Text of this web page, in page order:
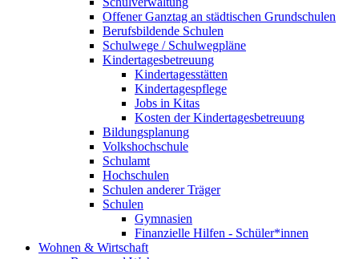
Offener Ganztag an städtischen Grundschulen
Berufsbildende Schulen
Schulwege / Schulwegpläne
Kindertagesbetreuung
Kindertagesstätten
Kindertagespflege
Jobs in Kitas
Kosten der Kindertagesbetreuung
Bildungsplanung
Volkshochschule
Schulamt
Hochschulen
Schulen anderer Träger
Schulen
Gymnasien
Finanzielle Hilfen - Schüler*innen
Wohnen & Wirtschaft